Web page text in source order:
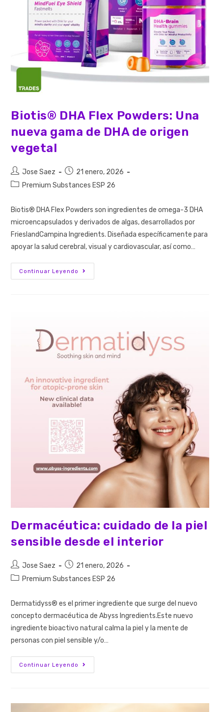
Biotis® DHA Flex Powders: Una
nueva gama de DHA de origen
vegetal
Jose Saez
21 enero, 2026
Premium Substances ESP 26
Biotis® DHA Flex Powders son ingredientes de omega-3 DHA
microencapsulados y derivados de algas, desarrollados por
FrieslandCampina Ingredients. Diseñada específicamente para
apoyar la salud cerebral, visual y cardiovascular, así como…
Continuar Leyendo
Dermacéutica: cuidado de la piel
sensible desde el interior
Jose Saez
21 enero, 2026
Premium Substances ESP 26
Dermatidyss® es el primer ingrediente que surge del nuevo
concepto dermacéutica de Abyss Ingredients.Este nuevo
ingrediente bioactivo natural calma la piel y la mente de
personas con piel sensible y/o…
Continuar Leyendo